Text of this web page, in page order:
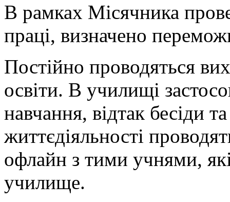
В рамках Місячника
праці, визначено
Постійно проводяться
освіти. В училищі
навчання, відтак бесіди
життєдіяльності
офлайн з тими учнями,
училище.